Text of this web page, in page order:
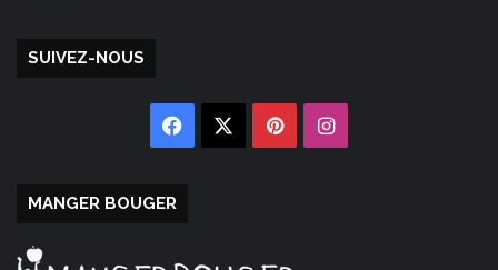
SUIVEZ-NOUS
Facebook PinterestInstagram
MANGER BOUGER